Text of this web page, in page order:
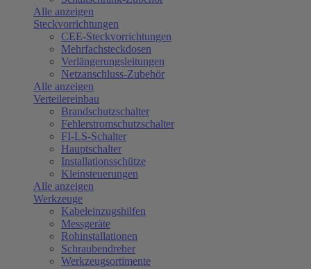
Alle anzeigen
Steckvorrichtungen
CEE-Steckvorrichtungen
Mehrfachsteckdosen
Verlängerungsleitungen
Netzanschluss-Zubehör
Alle anzeigen
Verteilereinbau
Brandschutzschalter
Fehlerstromschutzschalter
FI-LS-Schalter
Hauptschalter
Installationsschütze
Kleinsteuerungen
Alle anzeigen
Werkzeuge
Kabeleinzugshilfen
Messgeräte
Rohinstallationen
Schraubendreher
Werkzeugsortimente